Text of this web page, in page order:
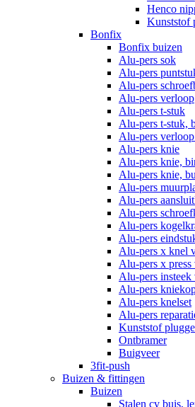
Henco
Kunststof
Bonfix
Bonfix buizen
Alu-pers sok
Alu-pers
Alu-pers
Alu-pers verloop
Alu-pers t-stuk
Alu-pers t-stuk,
Alu-pers
Alu-pers knie
Alu-pers knie,
Alu-pers knie,
Alu-pers
Alu-pers
Alu-pers
Alu-pers
Alu-pers
Alu-pers x knel
Alu-pers x press
Alu-pers insteek
Alu-pers
Alu-pers knelset
Alu-pers
Kunststof
Ontbramer
Buigveer
3fit-push
Buizen & fittingen
Buizen
Stalen cv buis,